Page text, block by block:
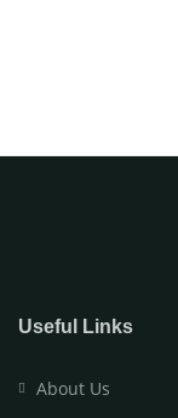
Useful Links
About Us